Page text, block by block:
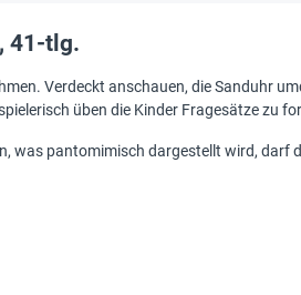
41-tlg.
Verdeckt anschauen, die Sanduhr
üben die Kinder Fragesätze zu
was pantomimisch dargestellt wird,